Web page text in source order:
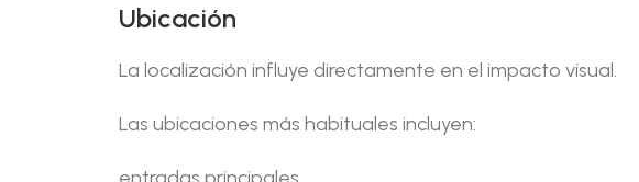
Ubicación
La localización influye directamente en el impacto visual.
Las ubicaciones más habituales incluyen: